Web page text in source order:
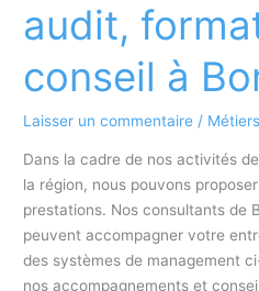
audit,
conseil à
Laisser un commentaire /
Dans la cadre de nos activités
la région, nous pouvons
prestations. Nos consultants de
peuvent accompagner votre
des systèmes de management
nos accompagnements et